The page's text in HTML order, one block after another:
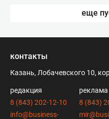
еще
контакты
Казань, Лобачевского 10,
редакция
8 (843) 202-12-10
info@business-
реклама
8 (843)